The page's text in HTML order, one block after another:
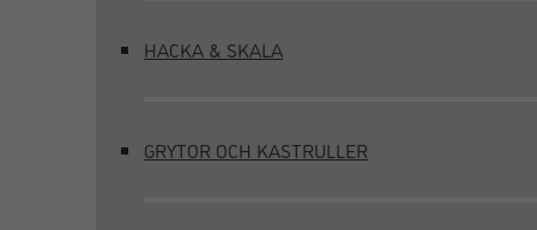
HACKA & SKALA
GRYTOR OCH KASTRULLER